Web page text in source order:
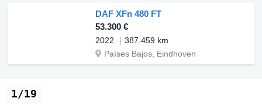
DAF XFn 480 FT
53.300 €
2022
387.459 km
Países Bajos, Eindhoven
1/19